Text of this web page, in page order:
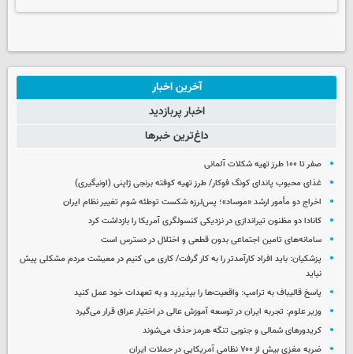
آخرین اخبار
اخبار پربازدید
داغ‌ترین خبرها
صفر تا ۱۰۰ طرز تهیه شکلات آلمانی
غذای محبوب پاندای کونگ فوکار/ طرز تهیه کوفته برنجی ژاپنی (اونیگیری)
اخراج دو مأمور ارشد «موساد»؛ پس‌لرزه شکست توطئه شوم تغییر نظام ایران
کانادا دو مظنون تیراندازی در نزدیکی کنسولگری آمریکا را بازداشت کرد
سامانه‌های تامین اجتماعی بدون قطعی و اختلال در دسترس است
پزشکیان: باید افراد کارآمدتر را به کار گرفت/ کاری می کنیم در معیشت مردم مشکلی پیش
نیاید
پاسخ قالیباف به ترامپ: واقعیت‌ها را بپذیرید و به تعهدات خود عمل کنید
وزیر علوم: تجربه ایران در توسعه آموزش عالی در اختیار عراق قرار می‌گیرد
کریدورهای شمالی و جنوبی تنگه هرمز حذف می‌شوند
ضربه مغزی بیش از ۷۰۰ نظامی آمریکایی در حملات ایران